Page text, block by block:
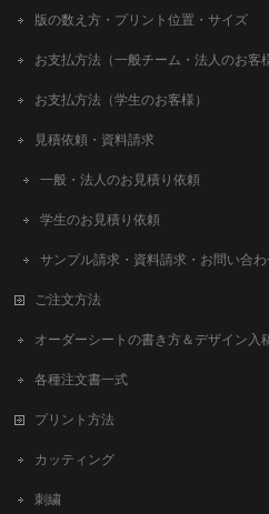
版の数え方・プリント位置・サイズ
お支払方法（一般チーム・法人のお客
お支払方法（学生のお客様）
見積依頼・資料請求
一般・法人のお見積り依頼
学生のお見積り依頼
サンプル請求・資料請求・お問い合わ
ご注文方法
オーダーシートの書き方＆デザイン入
各種注文書一式
プリント方法
カッティング
刺繍